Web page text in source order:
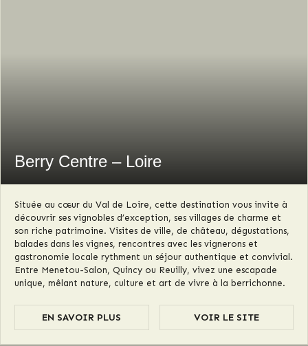
Berry Centre – Loire
Située au cœur du Val de Loire, cette destination vous invite à
découvrir ses vignobles d’exception, ses villages de charme et
son riche patrimoine. Visites de ville, de château, dégustations,
balades dans les vignes, rencontres avec les vignerons et
gastronomie locale rythment un séjour authentique et convivial.
Entre Menetou-Salon, Quincy ou Reuilly, vivez une escapade
unique, mêlant nature, culture et art de vivre à la berrichonne.
EN SAVOIR PLUS VOIR LE SITE